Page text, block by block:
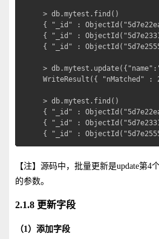
> db.mytest.find()
{ "_id" :
{ "_id" :
{ "_id" :
>
WriteResult({ "nMatched" :
> db.mytest.find()
{ "_id" :
{ "_id" :
{ "_id" :
【注】源码中，批量更新是update第4
的参数。
2.1.8 更新字段
（1）添加字段